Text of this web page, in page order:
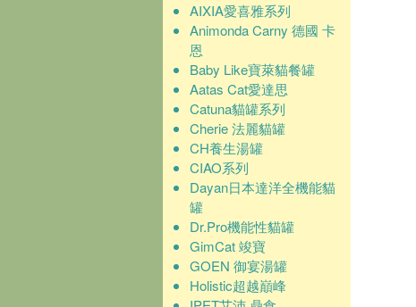
AIXIA愛喜雅系列
Animonda Carny 德國 卡
恩
Baby Like寶萊貓餐罐
Aatas Cat愛達思
Catuna貓罐系列
Cherie 法麗貓罐
CH養生湯罐
CIAO系列
Dayan日本達洋全機能貓
罐
Dr.Pro機能性貓罐
GimCat 竣寶
GOEN 御宴湯罐
Holistic超越巔峰